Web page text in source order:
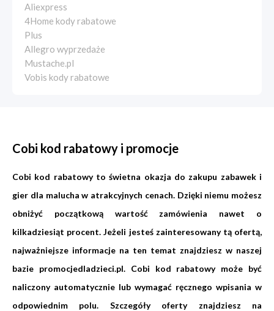
Aliexpress
4Home kody rabatowe
Plus
Allegro wyprzedaże
Mustache.pl
Vobis kody rabatowe
Cobi kod rabatowy i promocje
Cobi kod rabatowy to świetna okazja do zakupu zabawek i
gier dla malucha w atrakcyjnych cenach. Dzięki niemu możesz
obniżyć początkową wartość zamówienia nawet o
kilkadziesiąt procent. Jeżeli jesteś zainteresowany tą ofertą,
najważniejsze informacje na ten temat znajdziesz w naszej
bazie promocjedladzieci.pl. Cobi kod rabatowy może być
naliczony automatycznie lub wymagać ręcznego wpisania w
odpowiednim polu. Szczegóły oferty znajdziesz na